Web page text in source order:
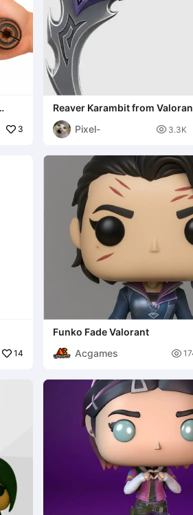
3
Reaver Karambit from
Pixel-
 3.3K
14
Funko Fade Valorant
Acgames
